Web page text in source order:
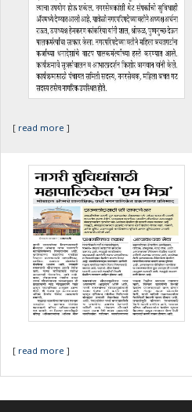
[ read more ]
[ read more ]